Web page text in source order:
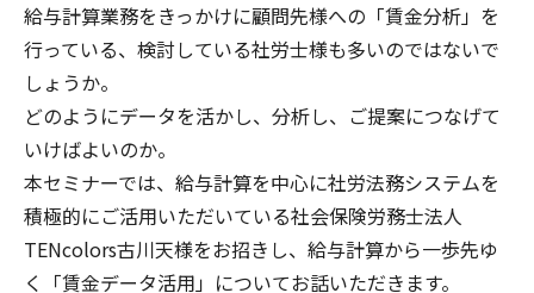
給与計算業務をきっかけに顧問先様への「賃金分析」を
行っている、検討している社労士様も多いのではないで
しょうか。
どのようにデータを活かし、分析し、ご提案につなげて
いけばよいのか。
本セミナーでは、給与計算を中心に社労法務システムを
積極的にご活用いただいている社会保険労務士法人
TENcolors古川天様をお招きし、給与計算から一歩先ゆ
く「賃金データ活用」についてお話いただきます。